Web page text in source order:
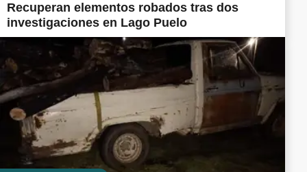
Recuperan elementos robados tras dos
investigaciones en Lago Puelo